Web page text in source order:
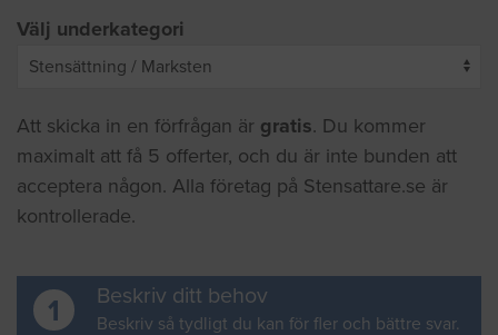
Välj underkategori
Att skicka in en förfrågan är gratis. Du kommer
maximalt att få 5 offerter, och du är inte bunden att
acceptera någon. Alla företag på Stensattare.se är
kontrollerade.
1 Beskriv ditt behov
Beskriv så tydligt du kan för fler och bättre svar.